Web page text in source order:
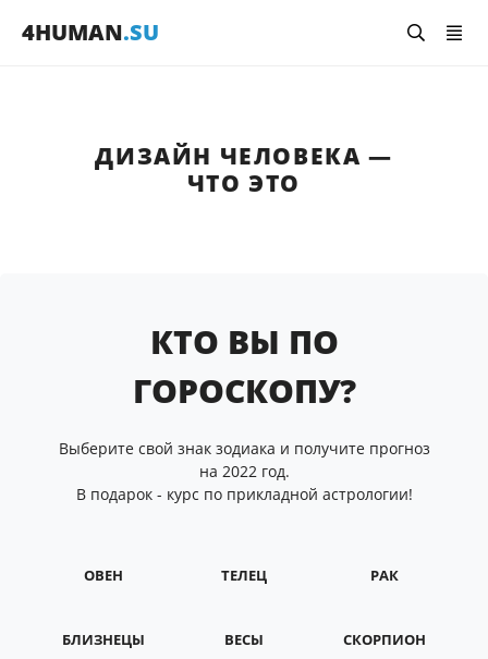
4HUMAN.SU
ДИЗАЙН ЧЕЛОВЕКА —
ЧТО ЭТО
КТО ВЫ ПО
ГОРОСКОПУ?
Выберите свой знак зодиака и получите прогноз
на 2022 год.
В подарок - курс по прикладной астрологии!
ОВЕН ТЕЛЕЦ РАК
БЛИЗНЕЦЫ ВЕСЫ СКОРПИОН